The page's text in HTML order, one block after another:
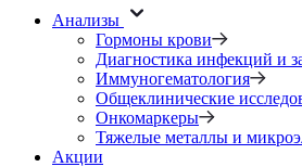
Анализы
Гормоны крови
Диагностика инфекций и
Иммуногематология
Общеклинические
Онкомаркеры
Тяжелые металлы и
Акции